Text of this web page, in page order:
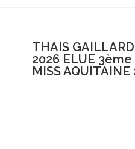
THAIS
2026 ELUE 3ème
MISS AQUITAINE